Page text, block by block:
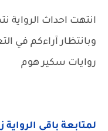
انتهت احداث الرواية
وبانتظار آراءكم في
روايات سكير هوم
لمتابعة باقي الرواية